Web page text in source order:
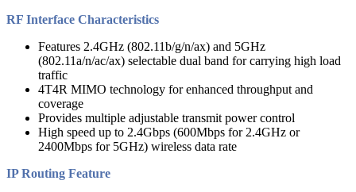
RF Interface Characteristics
Features 2.4GHz (802.11b/g/n/ax) and 5GHz
(802.11a/n/ac/ax) selectable dual band for carrying high load
traffic
4T4R MIMO technology for enhanced throughput and
coverage
Provides multiple adjustable transmit power control
High speed up to 2.4Gbps (600Mbps for 2.4GHz or
2400Mbps for 5GHz) wireless data rate
IP Routing Feature